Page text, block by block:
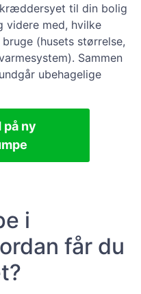
til din bolig
med, hvilke
(husets størrelse,
Sammen
ubehagelige
på ny
i
får du